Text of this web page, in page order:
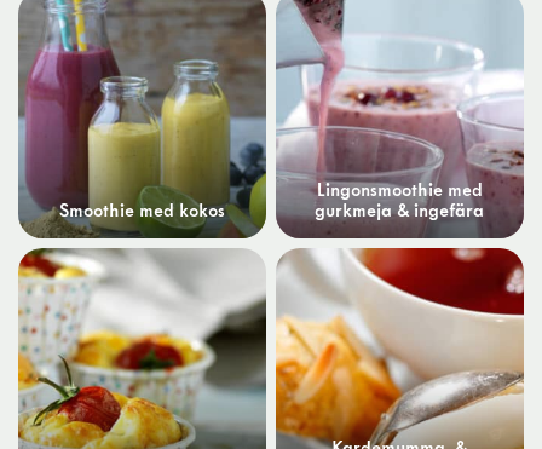
Smoothie med kokos
Lingonsmoothie med
gurkmeja & ingefära